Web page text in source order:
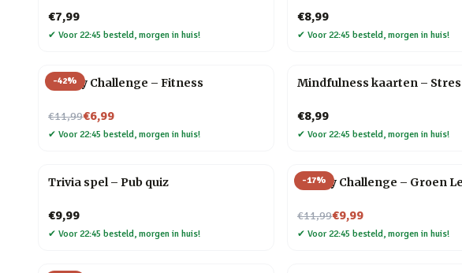
€7,99
✔ Voor 22:45 besteld, morgen in huis!
€8,99
✔ Voor 22:45 besteld, morgen in huis!
-42%
30 Day Challenge – Fitness
€11,99
Nu voor€6,99
✔ Voor 22:45 besteld, morgen in huis!
Mindfulness kaarten –
€8,99
✔ Voor 22:45 besteld, morgen in huis!
Trivia spel – Pub quiz
€9,99
✔ Voor 22:45 besteld, morgen in huis!
-17%
30 Day Challenge – Groen
€11,99
Nu voor€9,99
✔ Voor 22:45 besteld, morgen in huis!